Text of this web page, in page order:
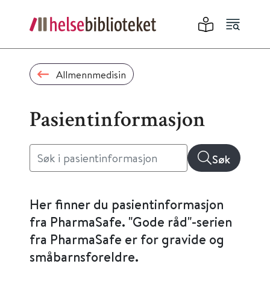
Allmennmedisin
Pasientinformasjon
Søk
Her finner du pasientinformasjon
fra PharmaSafe. "Gode råd"-serien
fra PharmaSafe er for gravide og
småbarnsforeldre.